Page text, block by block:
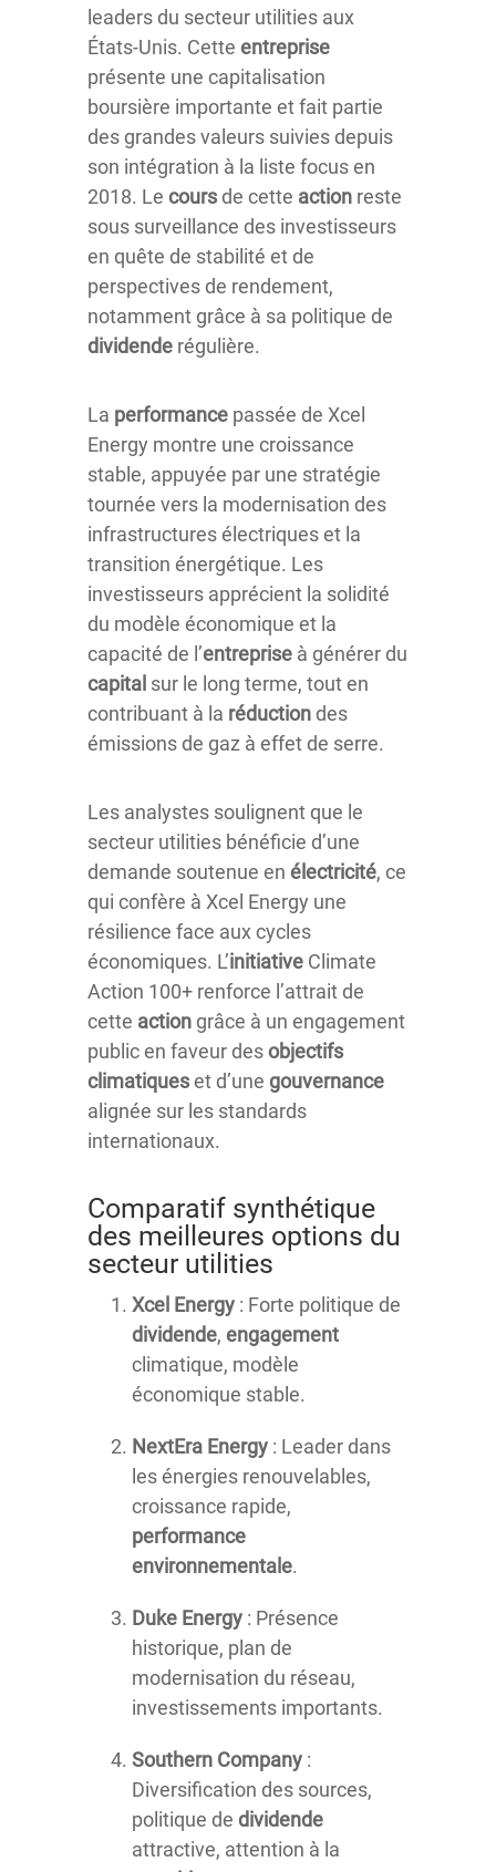
leaders du secteur utilities aux
États-Unis. Cette entreprise
présente une capitalisation
boursière importante et fait partie
des grandes valeurs suivies depuis
son intégration à la liste focus en
2018. Le cours de cette action reste
sous surveillance des investisseurs
en quête de stabilité et de
perspectives de rendement,
notamment grâce à sa politique de
dividende régulière.
La performance passée de Xcel
Energy montre une croissance
stable, appuyée par une stratégie
tournée vers la modernisation des
infrastructures électriques et la
transition énergétique. Les
investisseurs apprécient la solidité
du modèle économique et la
capacité de l’entreprise à générer du
capital sur le long terme, tout en
contribuant à la réduction des
émissions de gaz à effet de serre.
Les analystes soulignent que le
secteur utilities bénéficie d’une
demande soutenue en électricité, ce
qui confère à Xcel Energy une
résilience face aux cycles
économiques. L’initiative Climate
Action 100+ renforce l’attrait de
cette action grâce à un engagement
public en faveur desobjectifs
climatiqueset d’une gouvernance
alignée sur les standards
internationaux.
Comparatif synthétique
des meilleures options du
secteur utilities
Xcel Energy : Forte politique de
dividende, engagement
climatique, modèle
économique stable.
NextEra Energy : Leader dans
les énergies renouvelables,
croissance rapide,
performance
environnementale.
Duke Energy : Présence
historique, plan de
modernisation du réseau,
investissements importants.
Southern Company :
Diversification des sources,
politique de dividende
attractive, attention à la